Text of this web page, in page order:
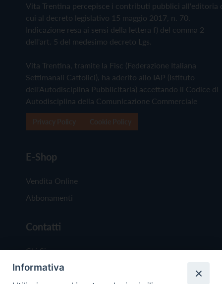
Vita Trentina percepisce i contributi pubblici all'editoria
cui al decreto legislativo 15 maggio 2017, n. 70.
Indicazione resa ai sensi della lettera f) del comma 2
dell'art. 5 del medesimo decreto Lgs.
Vita Trentina, tramite la Fisc (Federazione Italiana
Settimanali Cattolici), ha aderito allo IAP (Istituto
dell'Autodisciplina Pubblicitaria) accettando il Codice di
Autodisciplina della Comunicazione Commerciale
E-Shop
Vendita Online
Abbonamenti
Contatti
Chi Siamo
Redazione
Informativa